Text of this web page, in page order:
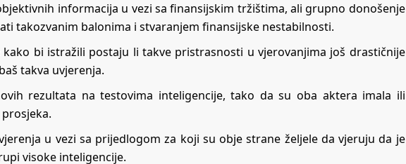
informacija u vezi sa finansijskim tržištima, ali grupno donošenje
takozvanim balonima i stvaranjem finansijske nestabilnosti.
bi istražili postaju li takve pristrasnosti u vjerovanjima još drastičnije
takva uvjerenja.
rezultata na testovima inteligencije, tako da su oba aktera imala ili
u vezi sa prijedlogom za koji su obje strane željele da vjeruju da je
visoke inteligencije.